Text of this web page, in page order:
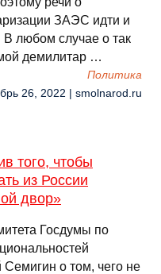
ЗАЭС идти и
В любом случае о так
демилитар …
Политика
26, 2022 | smolnarod.ru
того, чтобы
из России
двор»
Госдумы по
Семигин о том, чего не